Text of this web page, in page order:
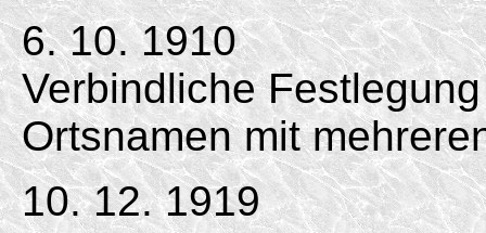
6. 10. 1910
Verbindliche
Ortsnamen mit
10. 12. 1919